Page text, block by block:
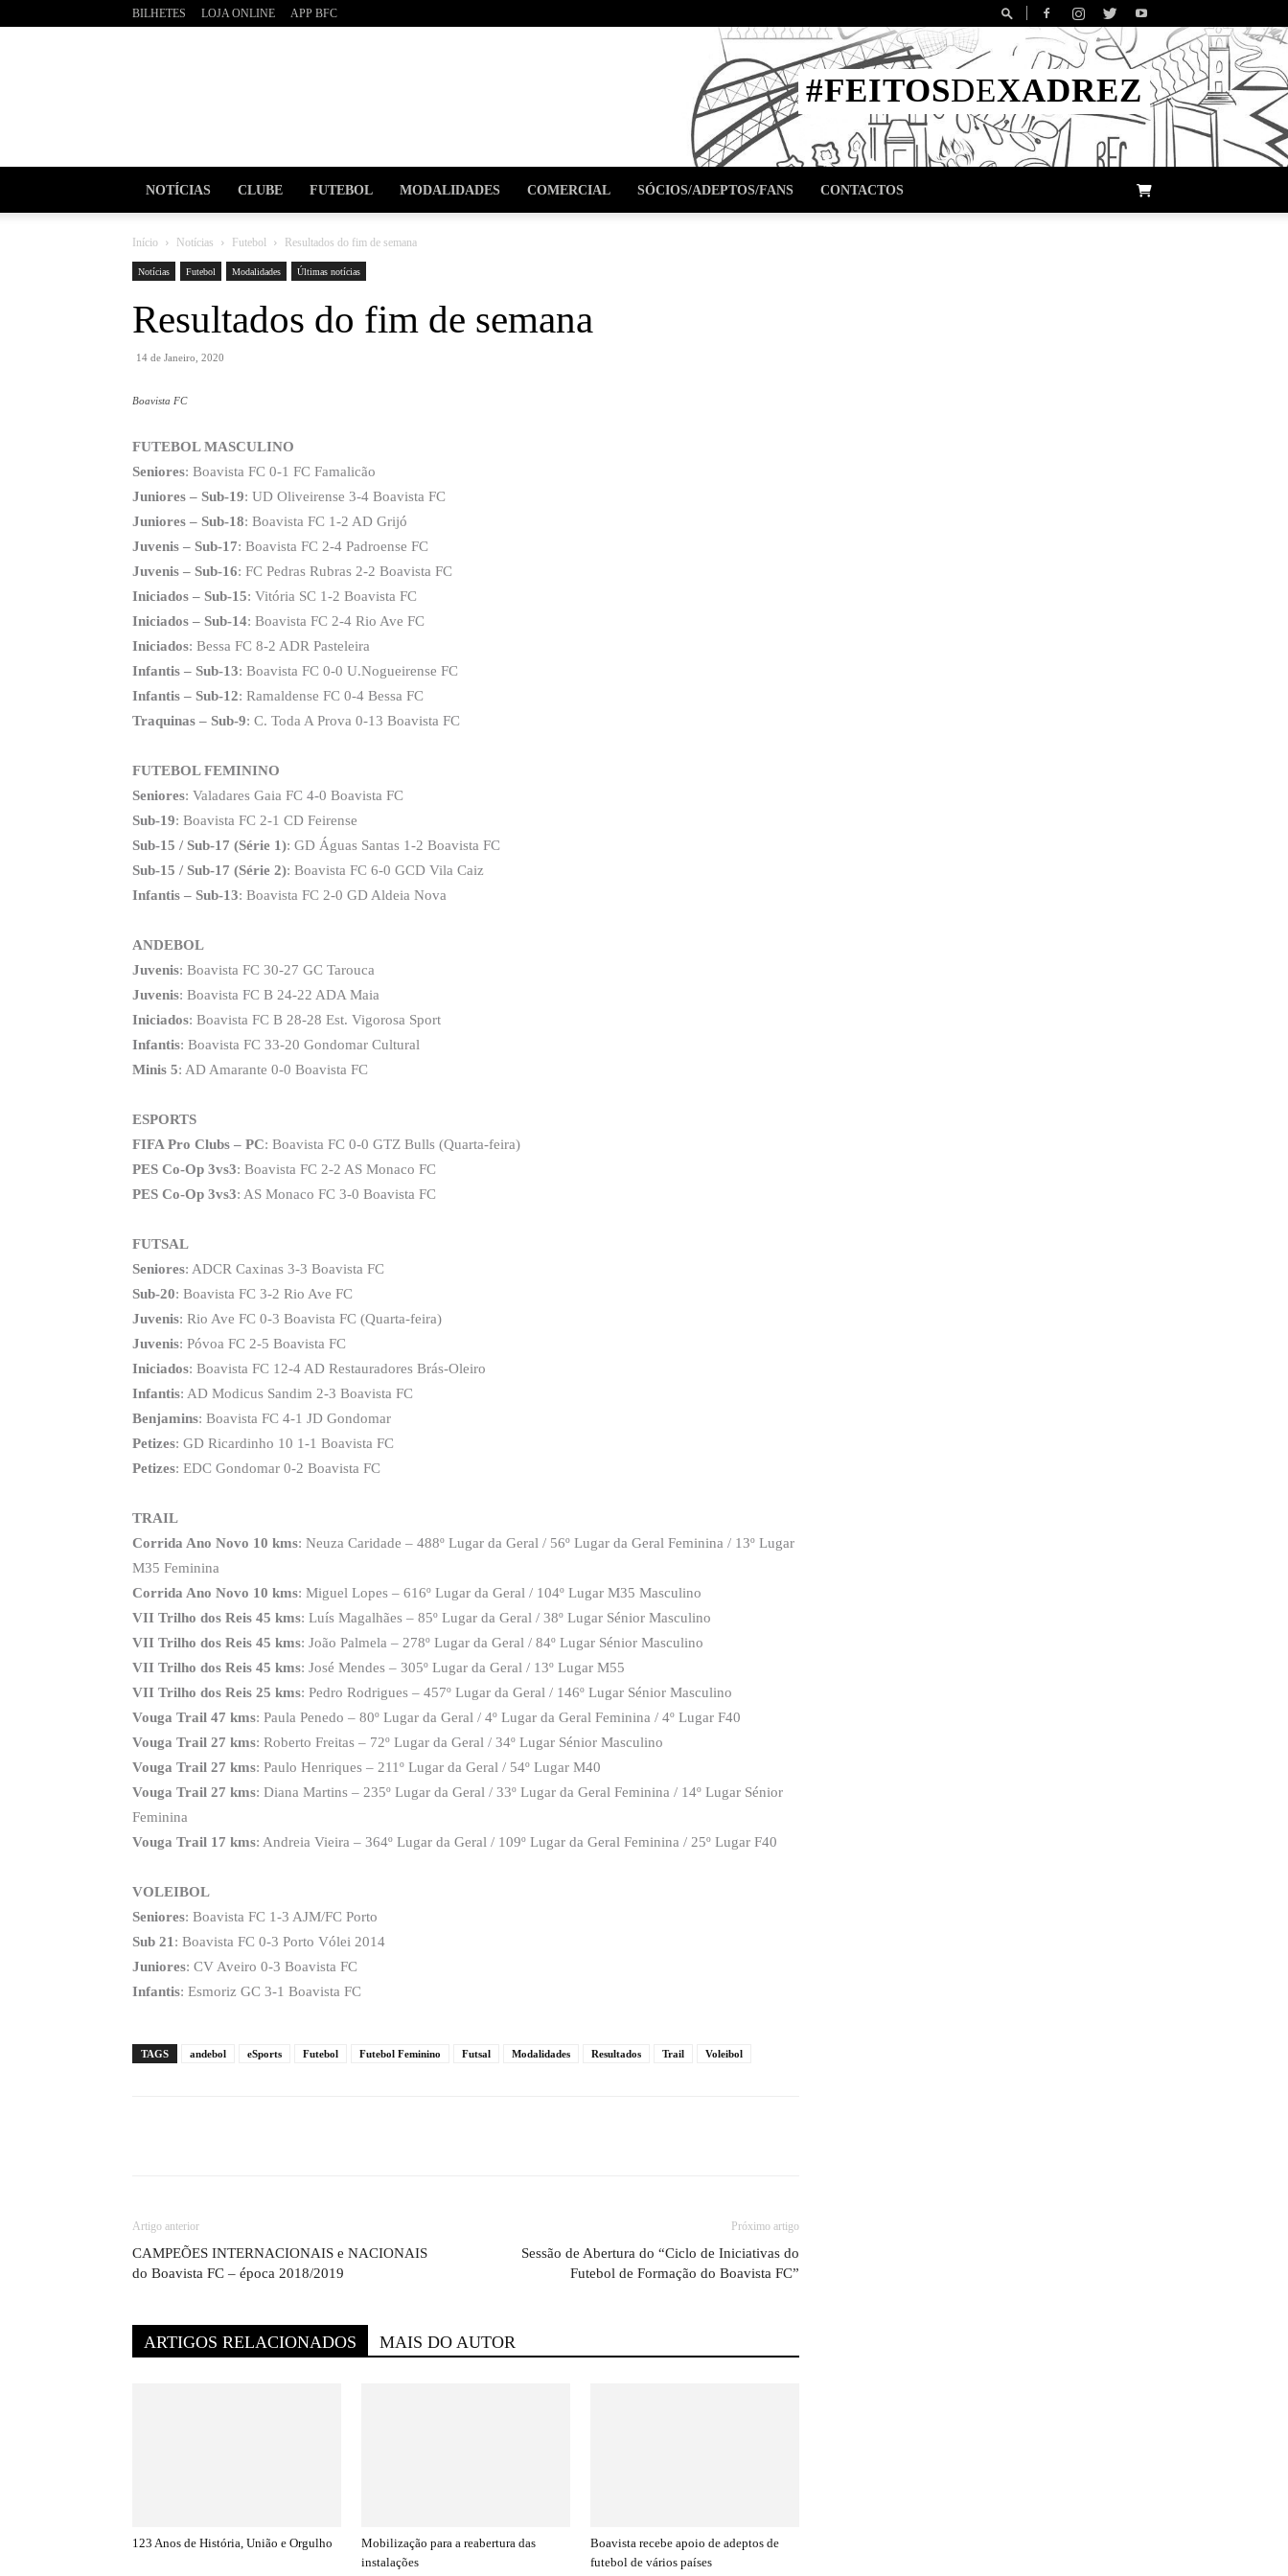
BILHETES LOJA ONLINE APP BFC
#FEITOSDEXADREZ
NOTÍCIAS CLUBE FUTEBOL MODALIDADES COMERCIAL SÓCIOS/ADEPTOS/FANS CONTACTOS
Início Notícias Futebol Resultados do fim de semana
Notícias Futebol Modalidades Últimas notícias
Resultados do fim de semana
14 de Janeiro, 2020
Boavista FC
FUTEBOL MASCULINO
Seniores: Boavista FC 0-1 FC Famalicão
Juniores – Sub-19: UD Oliveirense 3-4 Boavista FC
Juniores – Sub-18: Boavista FC 1-2 AD Grijó
Juvenis – Sub-17: Boavista FC 2-4 Padroense FC
Juvenis – Sub-16: FC Pedras Rubras 2-2 Boavista FC
Iniciados – Sub-15: Vitória SC 1-2 Boavista FC
Iniciados – Sub-14: Boavista FC 2-4 Rio Ave FC
Iniciados: Bessa FC 8-2 ADR Pasteleira
Infantis – Sub-13: Boavista FC 0-0 U.Nogueirense FC
Infantis – Sub-12: Ramaldense FC 0-4 Bessa FC
Traquinas – Sub-9: C. Toda A Prova 0-13 Boavista FC
FUTEBOL FEMININO
Seniores: Valadares Gaia FC 4-0 Boavista FC
Sub-19: Boavista FC 2-1 CD Feirense
Sub-15 / Sub-17 (Série 1): GD Águas Santas 1-2 Boavista FC
Sub-15 / Sub-17 (Série 2): Boavista FC 6-0 GCD Vila Caiz
Infantis – Sub-13: Boavista FC 2-0 GD Aldeia Nova
ANDEBOL
Juvenis: Boavista FC 30-27 GC Tarouca
Juvenis: Boavista FC B 24-22 ADA Maia
Iniciados: Boavista FC B 28-28 Est. Vigorosa Sport
Infantis: Boavista FC 33-20 Gondomar Cultural
Minis 5: AD Amarante 0-0 Boavista FC
ESPORTS
FIFA Pro Clubs – PC: Boavista FC 0-0 GTZ Bulls (Quarta-feira)
PES Co-Op 3vs3: Boavista FC 2-2 AS Monaco FC
PES Co-Op 3vs3: AS Monaco FC 3-0 Boavista FC
FUTSAL
Seniores: ADCR Caxinas 3-3 Boavista FC
Sub-20: Boavista FC 3-2 Rio Ave FC
Juvenis: Rio Ave FC 0-3 Boavista FC (Quarta-feira)
Juvenis: Póvoa FC 2-5 Boavista FC
Iniciados: Boavista FC 12-4 AD Restauradores Brás-Oleiro
Infantis: AD Modicus Sandim 2-3 Boavista FC
Benjamins: Boavista FC 4-1 JD Gondomar
Petizes: GD Ricardinho 10 1-1 Boavista FC
Petizes: EDC Gondomar 0-2 Boavista FC
TRAIL
Corrida Ano Novo 10 kms: Neuza Caridade – 488º Lugar da Geral / 56º Lugar da Geral Feminina / 13º Lugar
M35 Feminina
Corrida Ano Novo 10 kms: Miguel Lopes – 616º Lugar da Geral / 104º Lugar M35 Masculino
VII Trilho dos Reis 45 kms: Luís Magalhães – 85º Lugar da Geral / 38º Lugar Sénior Masculino
VII Trilho dos Reis 45 kms: João Palmela – 278º Lugar da Geral / 84º Lugar Sénior Masculino
VII Trilho dos Reis 45 kms: José Mendes – 305º Lugar da Geral / 13º Lugar M55
VII Trilho dos Reis 25 kms: Pedro Rodrigues – 457º Lugar da Geral / 146º Lugar Sénior Masculino
Vouga Trail 47 kms: Paula Penedo – 80º Lugar da Geral / 4º Lugar da Geral Feminina / 4º Lugar F40
Vouga Trail 27 kms: Roberto Freitas – 72º Lugar da Geral / 34º Lugar Sénior Masculino
Vouga Trail 27 kms: Paulo Henriques – 211º Lugar da Geral / 54º Lugar M40
Vouga Trail 27 kms: Diana Martins – 235º Lugar da Geral / 33º Lugar da Geral Feminina / 14º Lugar Sénior
Feminina
Vouga Trail 17 kms: Andreia Vieira – 364º Lugar da Geral / 109º Lugar da Geral Feminina / 25º Lugar F40
VOLEIBOL
Seniores: Boavista FC 1-3 AJM/FC Porto
Sub 21 : Boavista FC 0-3 Porto Vólei 2014
Juniores: CV Aveiro 0-3 Boavista FC
Infantis: Esmoriz GC 3-1 Boavista FC
TAGS andebol eSports Futebol Futebol Feminino Futsal Modalidades Resultados Trail Voleibol
Artigo anterior
CAMPEÕES INTERNACIONAIS e NACIONAIS
do Boavista FC – época 2018/2019
Próximo artigo
Sessão de Abertura do “Ciclo de Iniciativas do
Futebol de Formação do Boavista FC”
ARTIGOS RELACIONADOS MAIS DO AUTOR
123 Anos de História, União e Orgulho
Mobilização para a reabertura das
instalações
Boavista recebe apoio de adeptos de
futebol de vários países